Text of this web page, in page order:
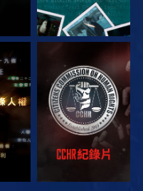
觀看